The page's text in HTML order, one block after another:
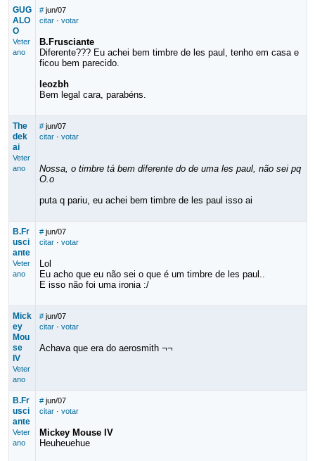
GUG
ALO
O
Veter
ano
# jun/07
citar· votar
B.Frusciante
Diferente??? Eu achei bem timbre de les paul, tenho em casa e
ficou bem parecido.
leozbh
Bem legal cara, parabéns.
The
dek
ai
Veter
ano
# jun/07
citar· votar
Nossa, o timbre tá bem diferente do de uma les paul, não sei pq
O.o
puta q pariu, eu achei bem timbre de les paul isso ai
B.Fr
usci
ante
Veter
ano
# jun/07
citar· votar
Lol
Eu acho que eu não sei o que é um timbre de les paul..
E isso não foi uma ironia :/
Mick
ey
Mou
se
IV
Veter
ano
# jun/07
citar· votar
Achava que era do aerosmith ¬¬
B.Fr
usci
ante
Veter
ano
# jun/07
citar· votar
Mickey Mouse IV
Heuheuehue